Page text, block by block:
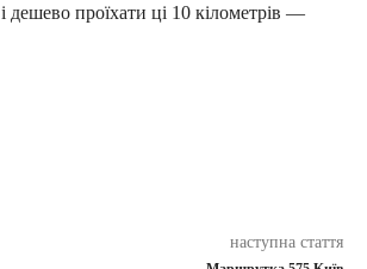
дешево проїхати ці 10 кілометрів —
наступна стаття